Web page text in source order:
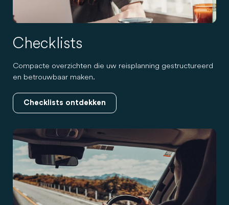
Checklists
Compacte overzichten die uw reisplanning gestructureerd
en betrouwbaar maken.
Checklists ontdekken